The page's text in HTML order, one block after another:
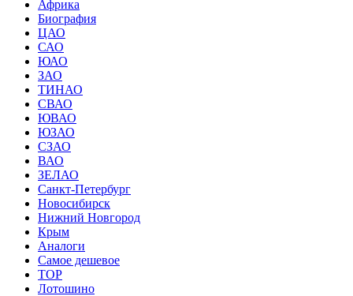
Африка
Биография
ЦАО
САО
ЮАО
ЗАО
ТИНАО
СВАО
ЮВАО
ЮЗАО
СЗАО
ВАО
ЗЕЛАО
Санкт-Петербург
Новосибирск
Нижний Новгород
Крым
Аналоги
Самое дешевое
TOP
Лотошино